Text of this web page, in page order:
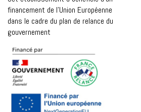
financement de l’Union Européenne
dans le cadre du plan de relance du
gouvernement